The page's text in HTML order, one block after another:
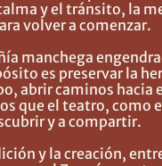
y el tránsito, la
volver a comenzar.
manchega
es preservar la
abrir caminos hacia
que el teatro, como
y a compartir.
y la creación,